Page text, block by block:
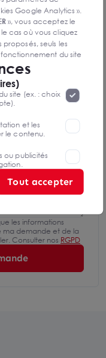
les informations
ma demande et de la
Consulter nos RGPD
Google Analytics ».
», vous acceptez le
cas où vous cliquez
seuls les
du site
vous pouvez consulter
notre site internet, il
Vous avez la
ne seront
actuellement
site (ex. : choix
et les
le contenu.
ou publicités
Tout accepter